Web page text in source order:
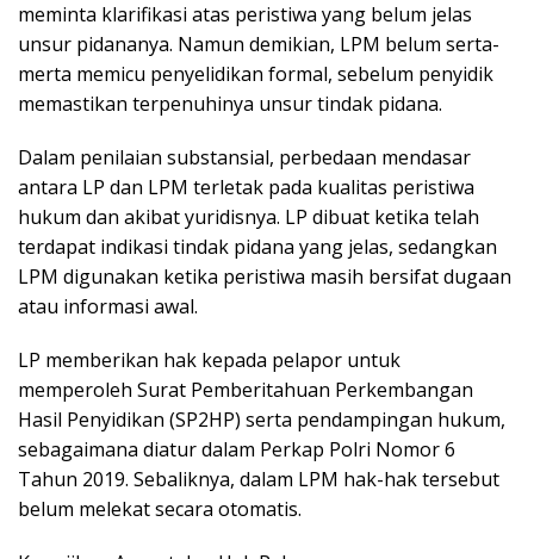
meminta klarifikasi atas peristiwa yang belum jelas
unsur pidananya. Namun demikian, LPM belum serta-
merta memicu penyelidikan formal, sebelum penyidik
memastikan terpenuhinya unsur tindak pidana.
Dalam penilaian substansial, perbedaan mendasar
antara LP dan LPM terletak pada kualitas peristiwa
hukum dan akibat yuridisnya. LP dibuat ketika telah
terdapat indikasi tindak pidana yang jelas, sedangkan
LPM digunakan ketika peristiwa masih bersifat dugaan
atau informasi awal.
LP memberikan hak kepada pelapor untuk
memperoleh Surat Pemberitahuan Perkembangan
Hasil Penyidikan (SP2HP) serta pendampingan hukum,
sebagaimana diatur dalam Perkap Polri Nomor 6
Tahun 2019. Sebaliknya, dalam LPM hak-hak tersebut
belum melekat secara otomatis.